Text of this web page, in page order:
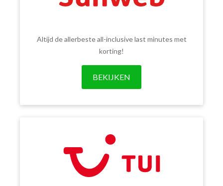
Altijd de allerbeste all-inclusive last minutes met
korting!
BEKIJKEN